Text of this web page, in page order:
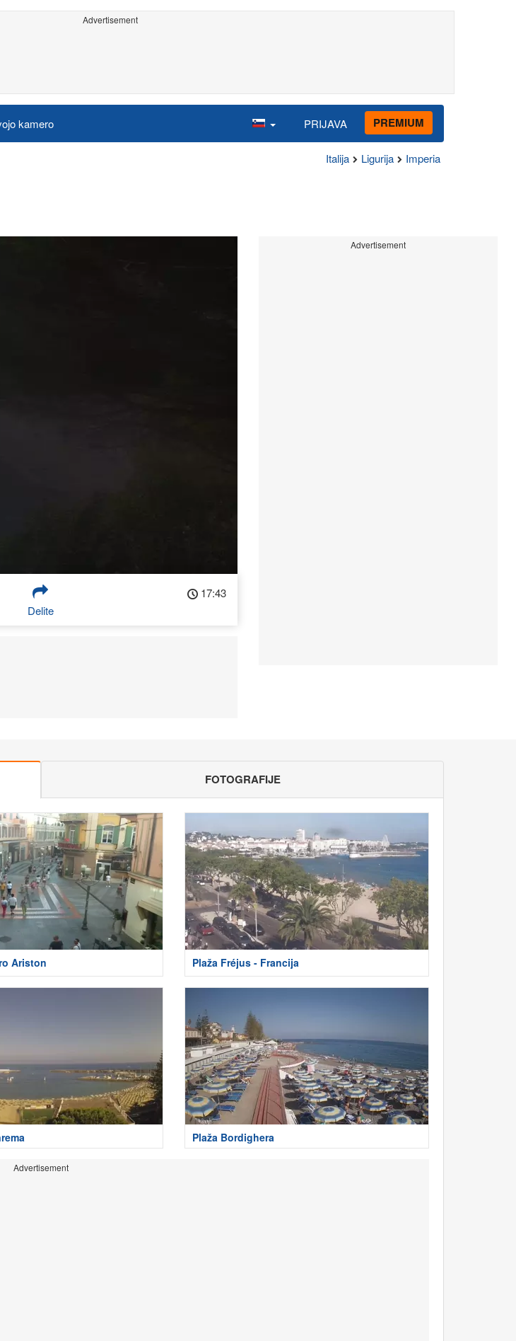
Advertisement
kamero PRIJAVA PREMIUM
Italija Ligurija Imperia
Delite
17:43
Advertisement
FOTOGRAFIJE
Ariston Plaža Fréjus - Francija
Plaža Bordighera
Advertisement